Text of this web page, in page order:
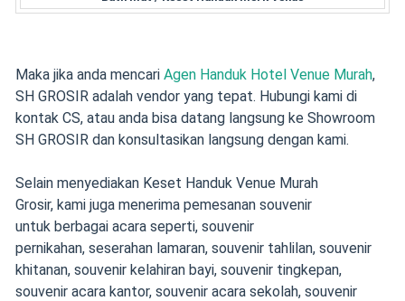
Maka jika anda mencari Agen Handuk Hotel Venue Murah,
SH GROSIR adalah vendor yang tepat. Hubungi kami di
kontak CS, atau anda bisa datang langsung ke Showroom
SH GROSIR dan konsultasikan langsung dengan kami.
Selain menyediakan Keset Handuk Venue Murah
Grosir,kami juga menerima pemesanan souvenir
untuk berbagai acara seperti, souvenir
pernikahan, seserahan lamaran, souvenir tahlilan, souvenir
khitanan, souvenir kelahiran bayi, souvenir tingkepan,
souvenir acara kantor, souvenir acara sekolah, souvenir